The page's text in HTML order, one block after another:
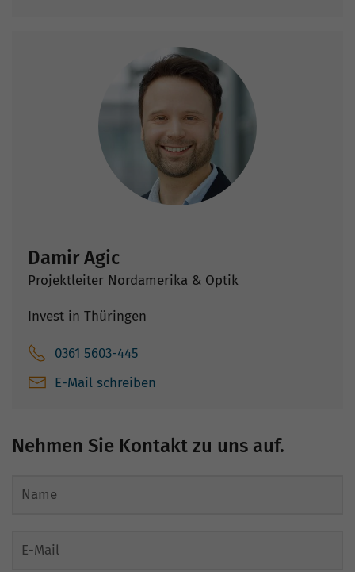
Damir Agic
Projektleiter Nordamerika & Optik
Invest in Thüringen
0361 5603-445
E-Mail schreiben
Nehmen Sie Kontakt zu uns auf.